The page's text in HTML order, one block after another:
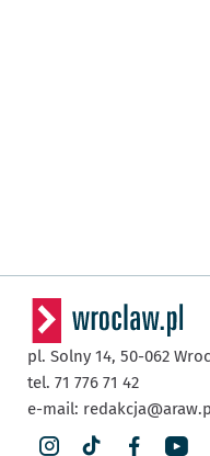
pl. Solny 14, 50-062
tel. 71 776 71 42
e-mail: